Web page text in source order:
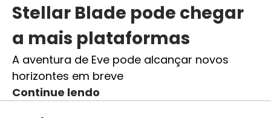
Stellar Blade pode chegar
a mais plataformas
A aventura de Eve pode alcançar novos
horizontes em breve
Continue lendo